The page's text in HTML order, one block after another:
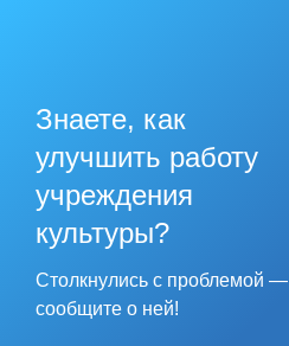
Знаете, как
улучшить работу
учреждения
культуры?
Столкнулись с проблемой —
сообщите о ней!